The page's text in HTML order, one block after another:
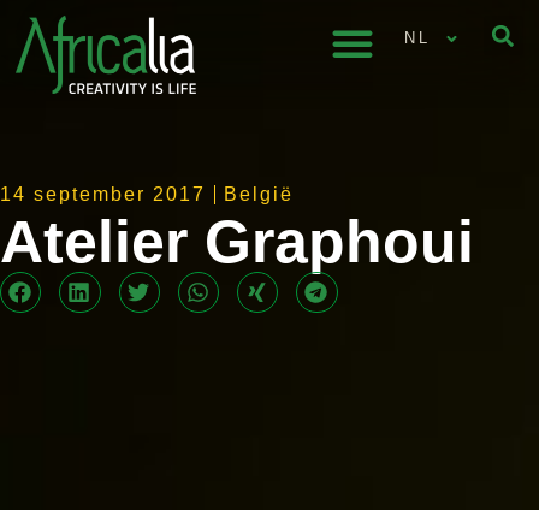
NL
14 september 2017 België
Atelier Graphoui